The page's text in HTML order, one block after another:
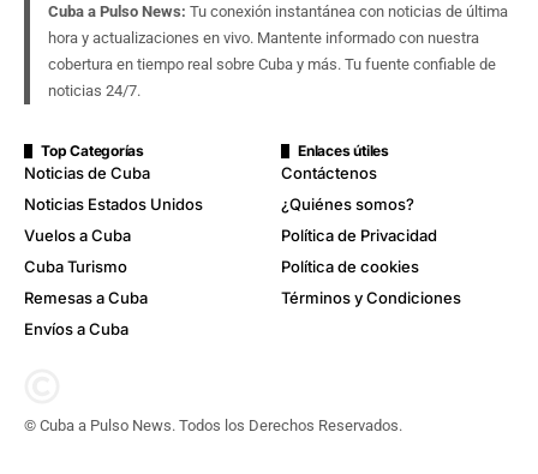
Cuba a Pulso News: Tu conexión instantánea con noticias de última
hora y actualizaciones en vivo. Mantente informado con nuestra
cobertura en tiempo real sobre Cuba y más. Tu fuente confiable de
noticias 24/7.
Top Categorías
Noticias de Cuba
Noticias Estados Unidos
Vuelos a Cuba
Cuba Turismo
Remesas a Cuba
Envíos a Cuba
Enlaces útiles
Contáctenos
¿Quiénes somos?
Política de Privacidad
Política de cookies
Términos y Condiciones
© Cuba a Pulso News. Todos los Derechos Reservados.